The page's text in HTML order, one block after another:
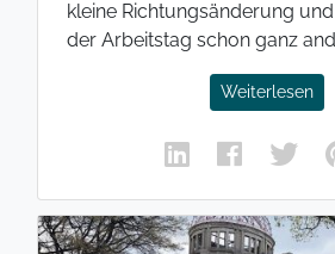
kleine Richtungsänderung
der Arbeitstag schon ganz
Weiterlesen